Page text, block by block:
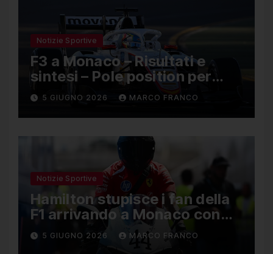
Notizie Sportive
F3 a Monaco – Risultati e
sintesi – Pole position per
Nael, Bruno del Pino ottavo
5 GIUGNO 2026 MARCO FRANCO
Notizie Sportive
Hamilton stupisce i fan della
F1 arrivando a Monaco con
una Ducati in edizione
limitata
5 GIUGNO 2026 MARCO FRANCO